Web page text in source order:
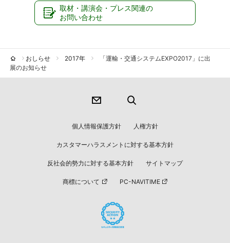
取材・講演会・プレス関連の
お問い合わせ
おしらせ 2017年
「運輸・交通システムEXPO2017」に出
展のお知らせ
個人情報保護方針 人権方針
カスタマーハラスメントに対する基本方針
反社会的勢力に対する基本方針 サイトマップ
商標について PC-NAVITIME